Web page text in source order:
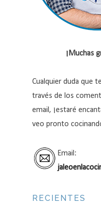
¡Muchas
Cualquier duda que
través de los
email, ¡estaré
veo pronto
Email:
RECIENTES